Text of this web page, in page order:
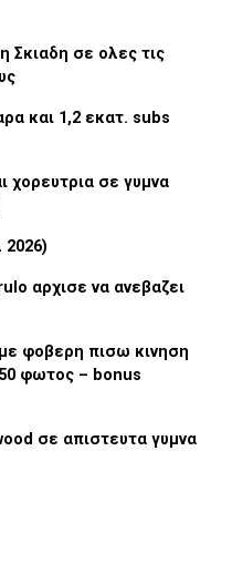
Σκιαδη σε ολες τις
και 1,2 εκατ. subs
χορευτρια σε γυμνα
2026)
αρχισε να ανεβαζει
φοβερη πισω κινηση
φωτος – bonus
σε απιστευτα γυμνα